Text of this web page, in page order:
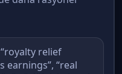
“royalty relief
earnings”, “real